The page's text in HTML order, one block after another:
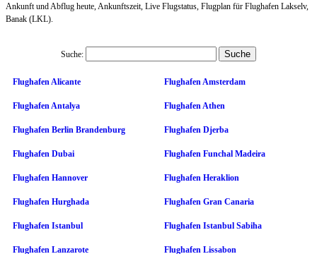
Ankunft und Abflug heute, Ankunftszeit, Live Flugstatus, Flugplan für Flughafen Lakselv,
Banak (LKL).
Suche:
Flughafen Alicante Flughafen Amsterdam
Flughafen Antalya Flughafen Athen
Flughafen Berlin Brandenburg Flughafen Djerba
Flughafen Dubai Flughafen Funchal Madeira
Flughafen Hannover Flughafen Heraklion
Flughafen Hurghada Flughafen Gran Canaria
Flughafen Istanbul Flughafen Istanbul Sabiha
Flughafen Lanzarote Flughafen Lissabon